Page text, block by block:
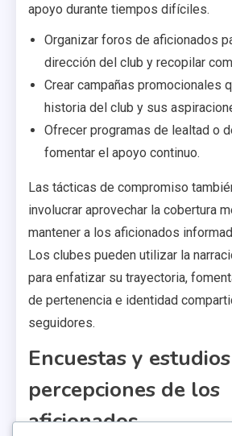
apoyo durante tiempos difíciles.
Organizar foros de aficionados
dirección del club y recopilar
Crear campañas promocionales
historia del club y sus
Ofrecer programas de lealtad o
fomentar el apoyo continuo.
Las tácticas de compromiso
involucrar aprovechar la cobertura
mantener a los aficionados
Los clubes pueden utilizar la
para enfatizar su trayectoria,
de pertenencia e identidad
seguidores.
Encuestas y
percepciones de los
aficionados